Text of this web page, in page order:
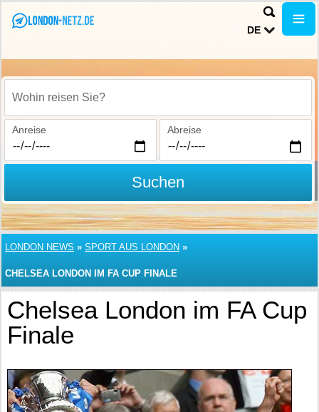
DE
Wohin reisen Sie?
Anreise Abreise
Suchen
LONDON NEWS » SPORT AUS LONDON »
CHELSEA LONDON IM FA CUP FINALE
Chelsea London im FA Cup
Finale